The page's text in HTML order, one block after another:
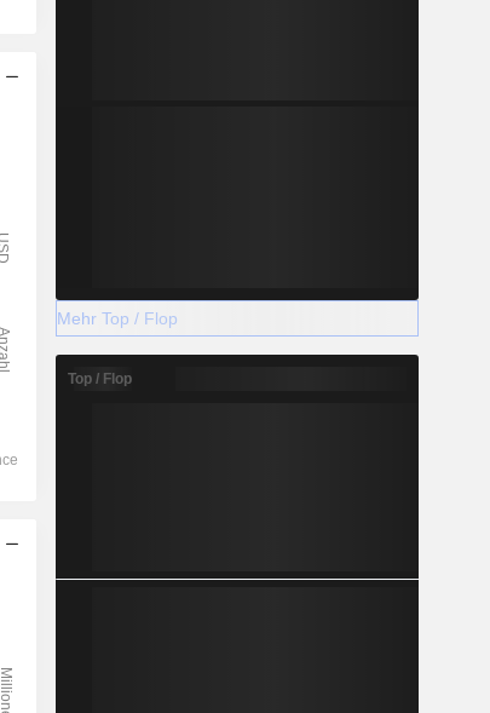
Mehr Top / Flop
Top / Flop